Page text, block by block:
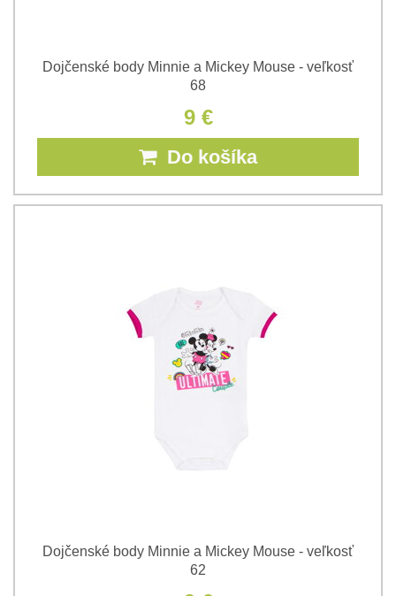
Dojčenské body Minnie a Mickey Mouse - veľkosť
68
9 €
Do košíka
Dojčenské body Minnie a Mickey Mouse - veľkosť
62